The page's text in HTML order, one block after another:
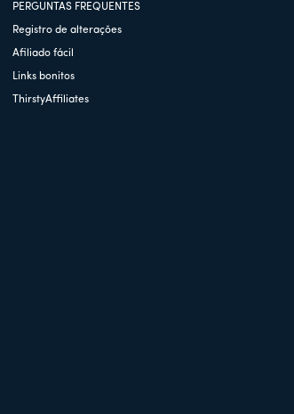
PERGUNTAS FREQUENTES
Registro de alterações
Afiliado fácil
Links bonitos
ThirstyAffiliates